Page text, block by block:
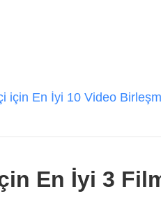
için En İyi 10 Video
En İyi 3